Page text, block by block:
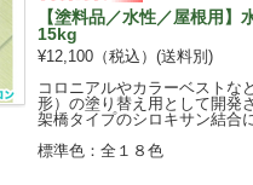
【塗料品／水性／屋根用
15kg
¥12,100（税込） (送料別)
コロニアルやカラーベストな
形）の塗り替え用として開発
架橋タイプのシロキサン結合
標準色：全１８色